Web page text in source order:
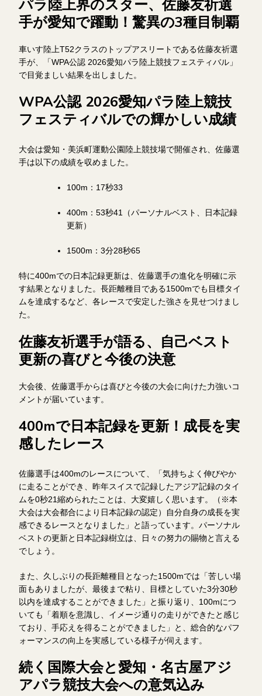
パラ陸上界のスター、佐藤友祈選
手が愛知で躍動！驚異の3種目制覇
車いす陸上T52クラスのトップアスリートである佐藤友祈選
手が、「WPA公認 2026愛知パラ陸上競技フェスティバル」
で目覚ましい結果を出しました。
WPA公認 2026愛知パラ陸上競技
フェスティバルでの輝かしい成績
大会は愛知・美浜町運動公園陸上競技場で開催され、佐藤選
手は以下の成績を収めました。
100m：17秒33
400m：53秒41（パーソナルベスト、日本記録
更新）
1500m：3分28秒65
特に400mでの日本記録更新は、佐藤選手の進化を明確に示
す結果となりました。長距離種目である1500mでも目標タイ
ムを達成するなど、各レースで安定した強さを見せつけまし
た。
佐藤友祈選手が語る、自己ベスト
更新の喜びと今後の決意
大会後、佐藤選手からは喜びと今後の大会に向けた力強いコ
メントが届いています。
400mで日本記録を更新！成長を実
感したレース
佐藤選手は400mのレースについて、「気持ちよく伸びやか
に走ることができ、昨年スイスで記録したアジア記録のタイ
ムを0秒21縮められたことは、大変嬉しく思います。（※本
大会は大会都合により日本記録の認定）自分自身の成長を実
感できるレースとなりました」と語っています。パーソナル
ベストの更新と日本記録樹立は、日々の努力の賜物と言える
でしょう。
また、久しぶりの長距離種目となった1500mでは「苦しい場
面もありましたが、最後まで粘り、目標としていた3分30秒
以内を達成することができました」と振り返り、100mにつ
いても「着順を意識し、イメージ通りの走りができたと感じ
ており、手応えを得ることができました」と、総合的なパフ
ォーマンスの向上を実感している様子が伺えます。
続く国際大会と愛知・名古屋アジ
アパラ競技大会への意気込み